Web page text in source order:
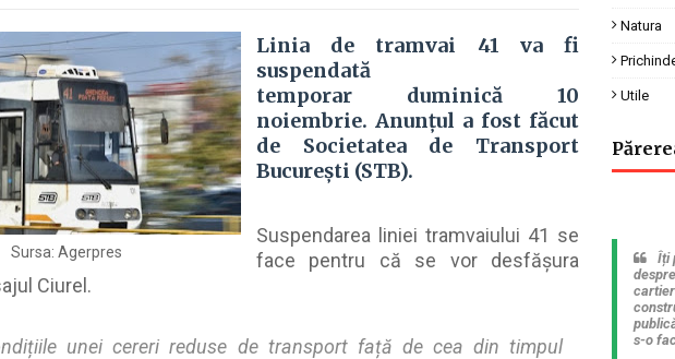
Sursa: Agerpres
Linia de tramvai 41 va fi
suspendată
temporar duminică 10
noiembrie. Anunțul a fost făcut
de Societatea de Transport
București (STB).
Suspendarea liniei tramvaiului 41 se
face pentru că se vor desfășura
Ciurel.
unei cereri reduse de transport față de cea din timpul
Natura
Utile
Îți
s-o